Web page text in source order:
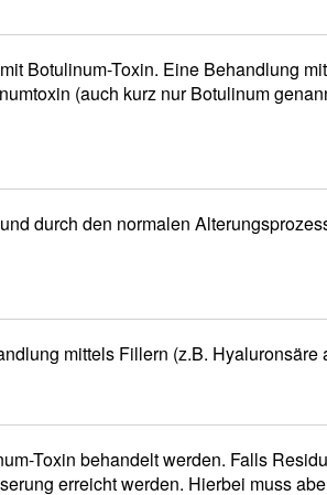
Botulinum-Toxin. Eine Behandlung
(auch kurz nur Botulinum
durch den normalen
mittels Fillern (z.B. Hyaluronsäre
Toxin behandelt werden. Falls
erreicht werden. Hierbei muss